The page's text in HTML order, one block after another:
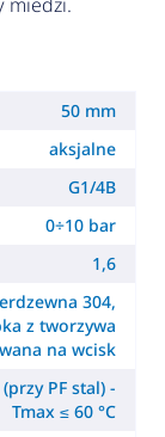
50 mm
aksjalne
G1/4B
0÷10 bar
1,6
304,
z tworzywa
na wcisk
PF stal) -
Tmax ≤ 60 °C